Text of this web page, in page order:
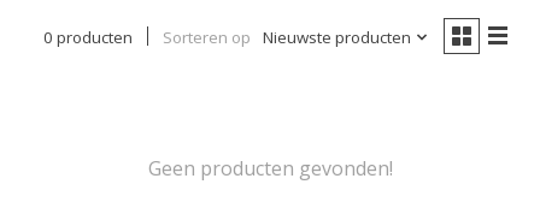
0 producten Sorteren op Nieuwste producten
Geen producten gevonden!